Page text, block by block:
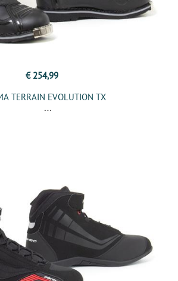
€ 254,99
TERRAIN EVOLUTION TX